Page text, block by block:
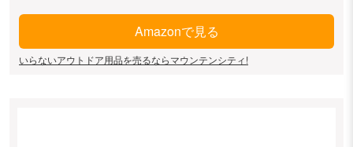
Amazonで見る
いらないアウトドア用品を売るならマウンテンシティ!